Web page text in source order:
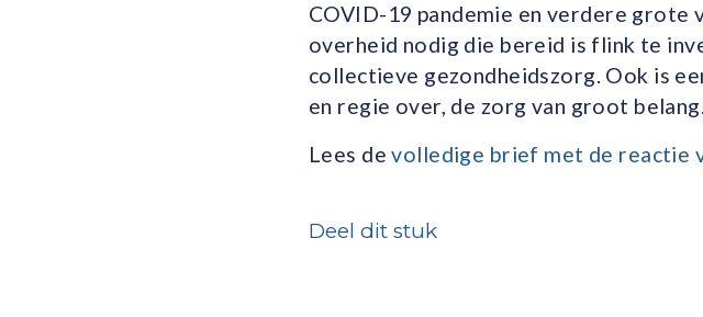
COVID-19 pandemie en verdere grote
overheid nodig die bereid is flink te
collectieve gezondheidszorg. Ook is
en regie over, de zorg van groot
Lees devolledige brief met de reactie
Deel dit stuk